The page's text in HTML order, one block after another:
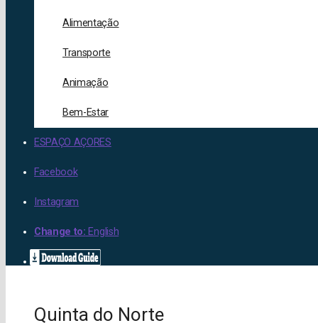
Alimentação
Transporte
Animação
Bem-Estar
ESPAÇO AÇORES
Facebook
Instagram
Change to: English
Quinta do Norte